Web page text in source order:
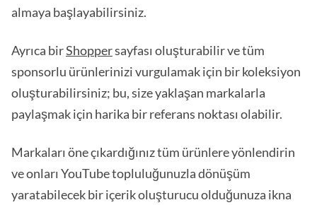
almaya başlayabilirsiniz.
Ayrıca birShoppersayfası oluşturabilir ve tüm
sponsorlu ürünlerinizi vurgulamak için bir koleksiyon
oluşturabilirsiniz; bu, size yaklaşan markalarla
paylaşmak için harika bir referans noktası olabilir.
Markaları öne çıkardığınız tüm ürünlere yönlendirin
ve onları YouTube topluluğunuzla dönüşüm
yaratabilecek bir içerik oluşturucu olduğunuza ikna